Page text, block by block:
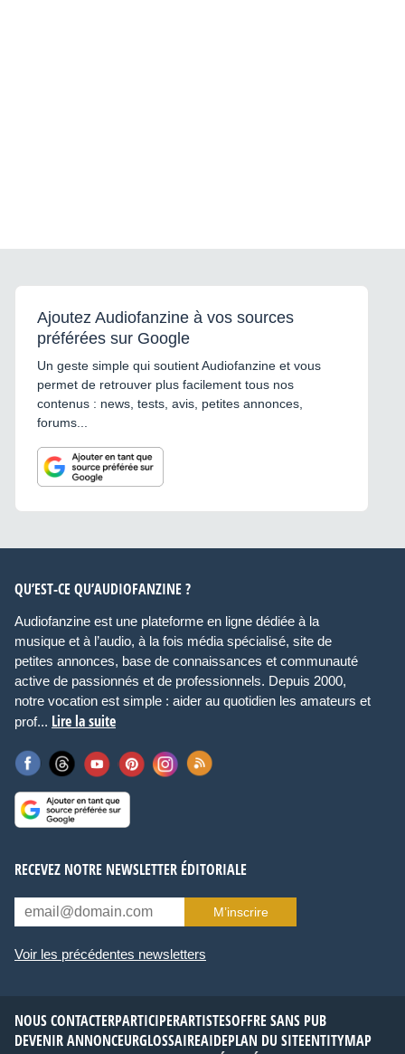
Ajoutez Audiofanzine à vos sources
préférées sur Google
Un geste simple qui soutient Audiofanzine et vous
permet de retrouver plus facilement tous nos
contenus : news, tests, avis, petites annonces,
forums...
QU’EST-CE QU’AUDIOFANZINE ?
Audiofanzine est une plateforme en ligne dédiée à la
musique et à l’audio, à la fois média spécialisé, site de
petites annonces, base de connaissances et communauté
active de passionnés et de professionnels. Depuis 2000,
notre vocation est simple : aider au quotidien les amateurs et
prof... Lire la suite
RECEVEZ NOTRE NEWSLETTER ÉDITORIALE
M’inscrire
Voir les précédentes newsletters
NOUS CONTACTERPARTICIPERARTISTESOFFRE SANS PUB
DEVENIR ANNONCEURGLOSSAIREAIDEPLAN DU SITEENTITYMAP